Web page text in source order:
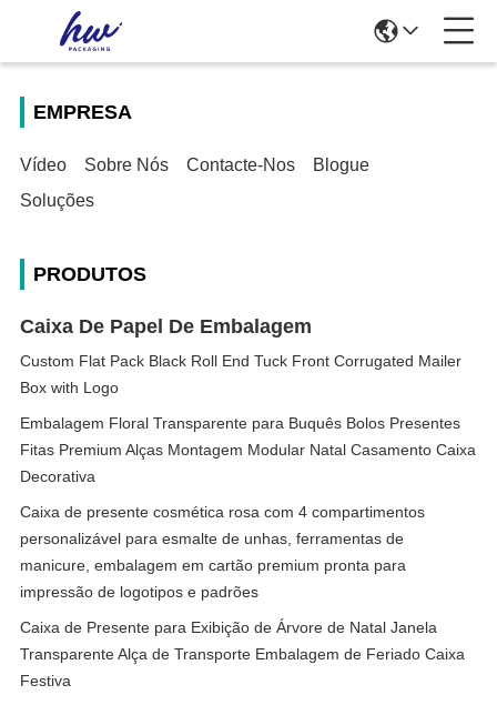
EMPRESA
Vídeo Sobre Nós Contacte-Nos
Blogue
Soluções
PRODUTOS
Caixa De Papel De Embalagem
Custom Flat Pack Black Roll End Tuck Front Corrugated Mailer
Box with Logo
Embalagem Floral Transparente para Buquês Bolos Presentes
Fitas Premium Alças Montagem Modular Natal Casamento Caixa
Decorativa
Caixa de presente cosmética rosa com 4 compartimentos
personalizável para esmalte de unhas, ferramentas de
manicure, embalagem em cartão premium pronta para
impressão de logotipos e padrões
Caixa de Presente para Exibição de Árvore de Natal Janela
Transparente Alça de Transporte Embalagem de Feriado Caixa
Festiva